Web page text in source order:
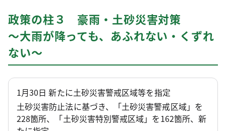
政策の柱３ 豪雨・土砂災害対策
～大雨が降っても、あふれない・くずれ
ない～
1月30日 新たに土砂災害警戒区域等を指定
土砂災害防止法に基づき、「土砂災害警戒区域」を
228箇所、「土砂災害特別警戒区域」を162箇所、新